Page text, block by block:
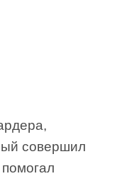
совершил